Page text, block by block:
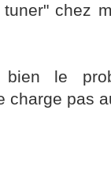
chez
le
charge pas